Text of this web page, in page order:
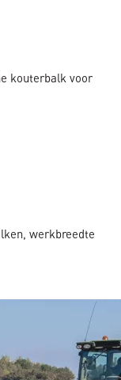
kouterbalk voor
werkbreedte